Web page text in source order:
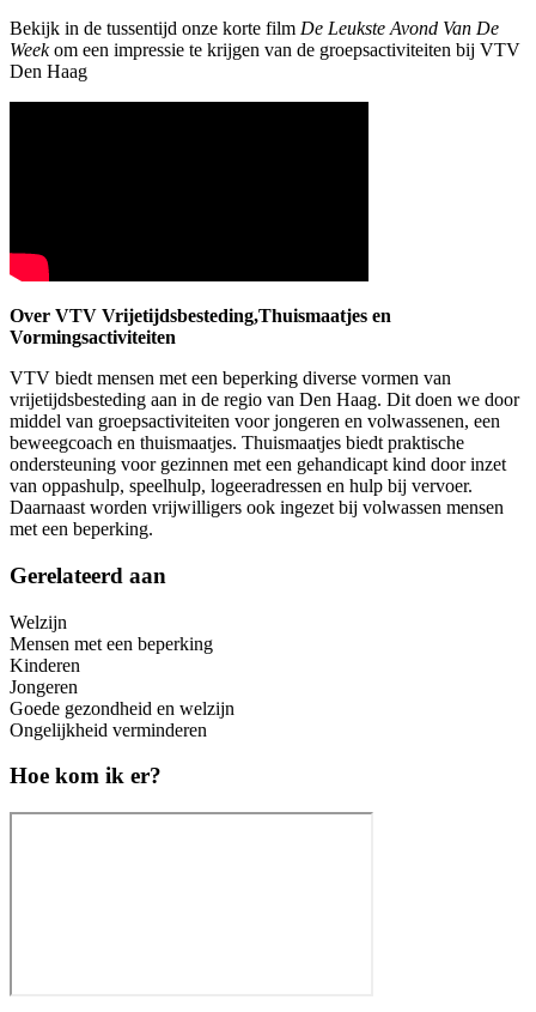
Bekijk in de tussentijd onze korte film De Leukste Avond Van De
Weekom een impressie te krijgen van de groepsactiviteiten bij VTV
Den Haag
Over VTV Vrijetijdsbesteding,Thuismaatjes en
Vormingsactiviteiten
VTV biedt mensen met een beperking diverse vormen van
vrijetijdsbesteding aan in de regio van Den Haag. Dit doen we door
middel van groepsactiviteiten voor jongeren en volwassenen, een
beweegcoach en thuismaatjes. Thuismaatjes biedt praktische
ondersteuning voor gezinnen met een gehandicapt kind door inzet
van oppashulp, speelhulp, logeeradressen en hulp bij vervoer.
Daarnaast worden vrijwilligers ook ingezet bij volwassen mensen
met een beperking.
Gerelateerd aan
Welzijn
Mensen met een beperking
Kinderen
Jongeren
Goede gezondheid en welzijn
Ongelijkheid verminderen
Hoe kom ik er?